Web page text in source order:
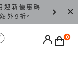
迎 新 優 惠 碼
外 9 折。
香 港 / 澳
0